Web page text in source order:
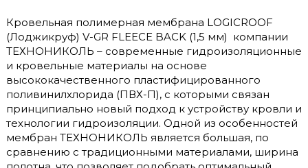
Кровельная полимерная мембрана LOGICROOF
(Лоджикруф) V-GR FLEECE BACK (1,5 мм) компании
ТЕХНОНИКОЛЬ – современные гидроизоляционные
и кровельные материалы на основе
высококачественного пластифицированного
поливинилхлорида (ПВХ-П), с которыми связан
принципиально новый подход к устройству кровли и
технологии гидроизоляции. Одной из особенностей
мембран ТЕХНОНИКОЛЬ является большая, по
сравнению с традиционными материалами, ширина